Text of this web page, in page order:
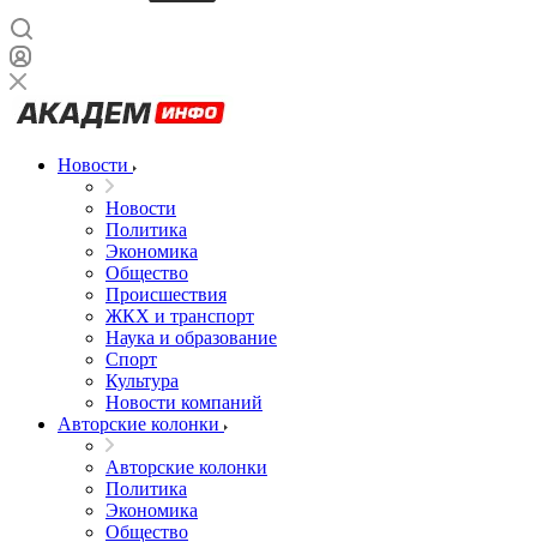
Новости
Новости
Политика
Экономика
Общество
Происшествия
ЖКХ и транспорт
Наука и образование
Спорт
Культура
Новости компаний
Авторские колонки
Авторские колонки
Политика
Экономика
Общество